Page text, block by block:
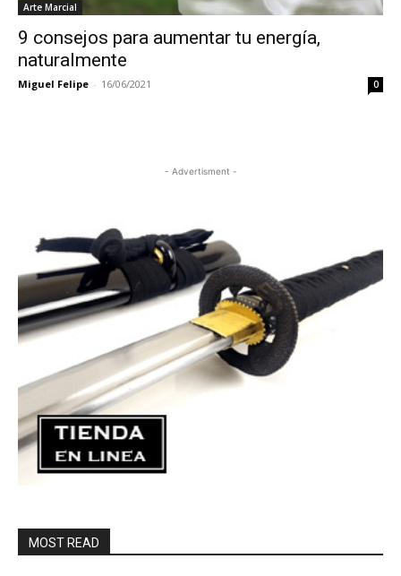
Arte Marcial
9 consejos para aumentar tu energía,
naturalmente
Miguel Felipe - 16/06/2021 0
- Advertisment -
MOST READ